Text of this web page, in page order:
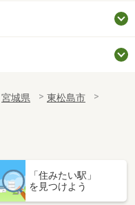
宮城県
東松島市
「住みたい駅」
を見つけよう